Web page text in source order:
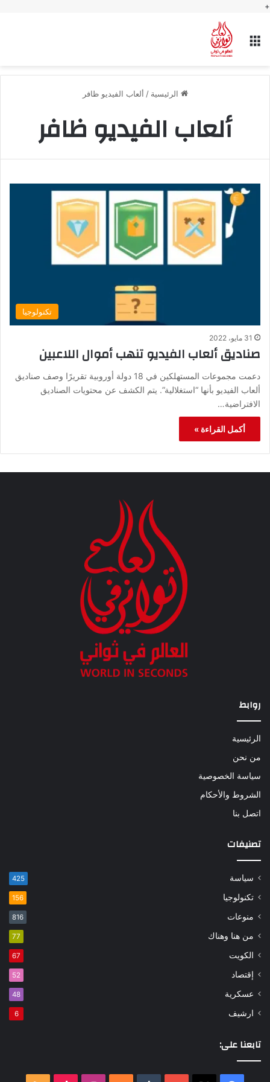
+
القائمة
الرئيسية / ألعاب الفيديو ظافر
ألعاب الفيديو ظافر
تكنولوجيا
31 مايو، 2022
صناديق ألعاب الفيديو تنهب أموال اللاعبين
دعمت مجموعات المستهلكين في 18 دولة أوروبية تقريرًا وصف صناديق
ألعاب الفيديو بأنها “استغلالية”. يتم الكشف عن محتويات الصناديق
الافتراضية…
أكمل القراءة »
روابط
الرئيسية
من نحن
سياسة الخصوصية
الشروط والأحكام
اتصل بنا
تصنيفات
سياسة 425
تكنولوجيا 156
منوعات 816
من هنا وهناك 77
الكويت 67
إقتصاد 52
عسكرية 48
ارشيف 6
تابعنا على: